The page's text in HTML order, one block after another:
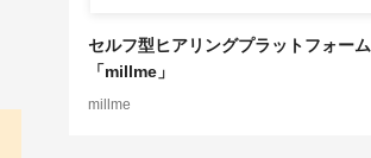
セルフ型ヒアリングプラットフォーム
「millme」
millme